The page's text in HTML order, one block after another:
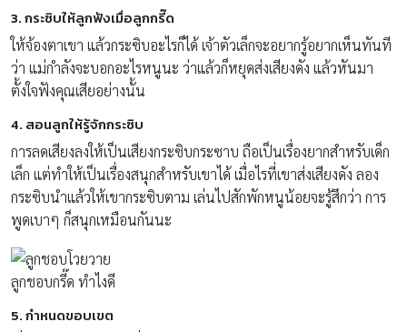
3. กระซิบให้ลูกฟังเมื่อลูกกรี๊ด
ให้จ้องตาเขา แล้วกระซิบอะไรก็ได้ เจ้าตัวเล็กจะอยากรู้อยากเห็นทันที
ว่า แม่กำลังจะบอกอะไรหนูนะ ว่าแล้วก็หยุดส่งเสียงดัง แล้วหันมา
ตั้งใจฟังคุณเสียอย่างนั้น
4. สอนลูกให้รู้จักกระซิบ
การลดเสียงลงให้เป็นเสียงกระซิบกระซาบ ถือเป็นเรื่องยากสำหรับเด็ก
เล็ก แต่ทำให้เป็นเรื่องสนุกสำหรับเขาได้ เมื่อไรที่เขาส่งเสียงดัง ลอง
กระซิบนำแล้วให้เขากระซิบตาม เล่นไปสักพักหนูน้อยจะรู้สึกว่า การ
พูดเบาๆ ก็สนุกเหมือนกันนะ
ลูกชอบกรี๊ด ทําไงดี
5. กำหนดขอบเขต